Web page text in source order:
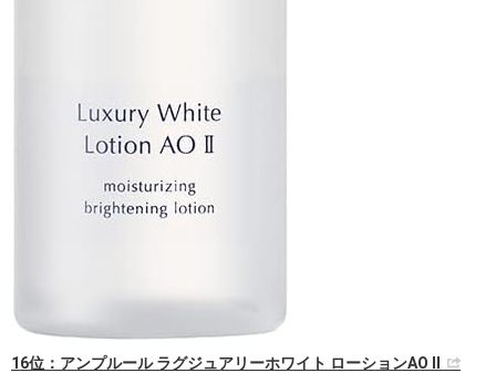
16位：アンプルール ラグジュアリーホワイト ローションAO II